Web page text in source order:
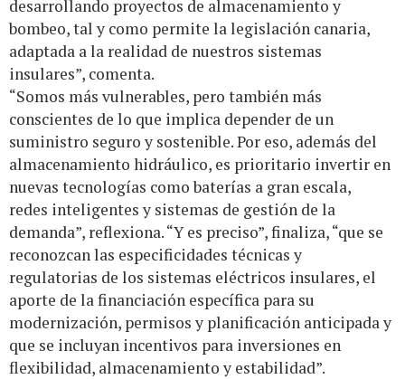
desarrollando proyectos de almacenamiento y
bombeo, tal y como permite la legislación canaria,
adaptada a la realidad de nuestros sistemas
insulares”, comenta.
“Somos más vulnerables, pero también más
conscientes de lo que implica depender de un
suministro seguro y sostenible. Por eso, además del
almacenamiento hidráulico, es prioritario invertir en
nuevas tecnologías como baterías a gran escala,
redes inteligentes y sistemas de gestión de la
demanda”, reflexiona. “Y es preciso”, finaliza, “que se
reconozcan las especificidades técnicas y
regulatorias de los sistemas eléctricos insulares, el
aporte de la financiación específica para su
modernización, permisos y planificación anticipada y
que se incluyan incentivos para inversiones en
flexibilidad, almacenamiento y estabilidad”.